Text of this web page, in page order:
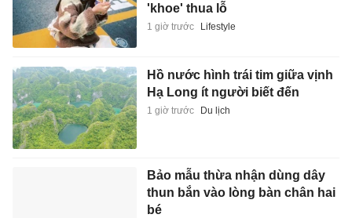
'khoe' thua lỗ
1 giờ trước Lifestyle
Hồ nước hình trái tim giữa vịnh
Hạ Long ít người biết đến
1 giờ trước Du lịch
Bảo mẫu thừa nhận dùng dây
thun bắn vào lòng bàn chân hai
bé